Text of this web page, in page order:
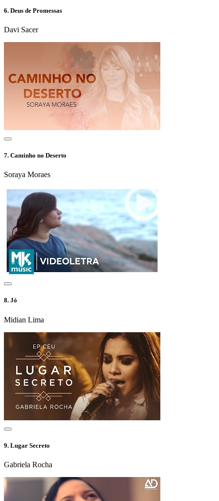
6. Deus de Promessas
Davi Sacer
7. Caminho no Deserto
Soraya Moraes
8. Jó
Midian Lima
9. Lugar Secreto
Gabriela Rocha